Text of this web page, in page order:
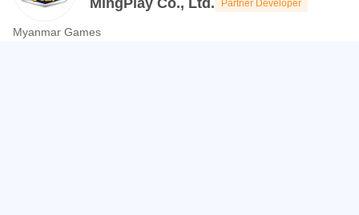
MingPlay Co., Ltd. Partner Developer
Myanmar Games